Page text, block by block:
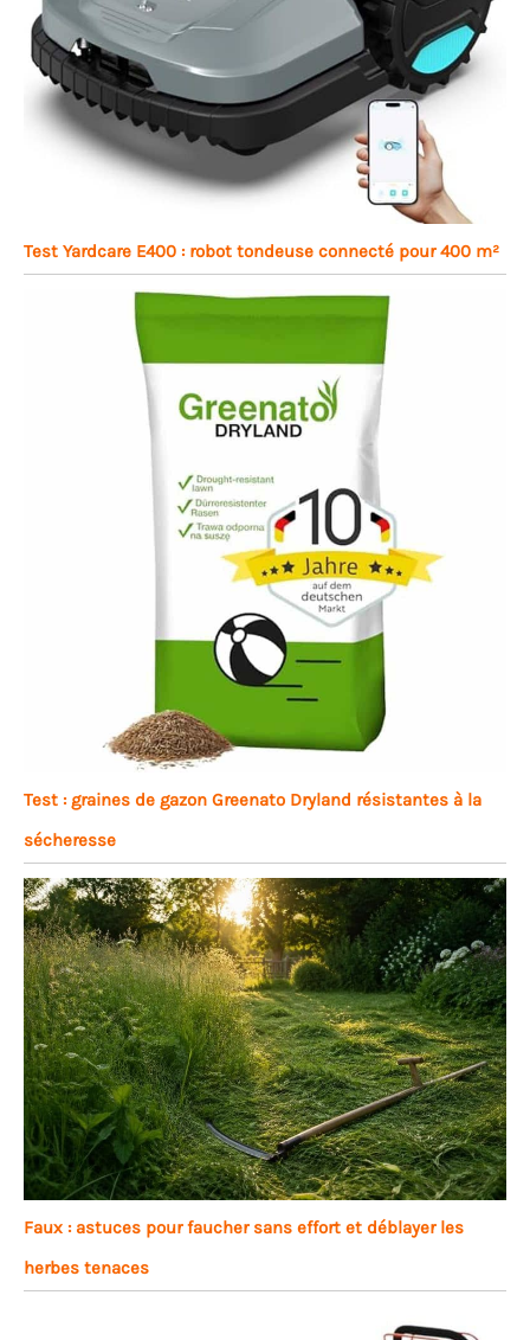
Test Yardcare E400 : robot tondeuse connecté pour 400 m²
Test : graines de gazon Greenato Dryland résistantes à la
sécheresse
Faux : astuces pour faucher sans effort et déblayer les
herbes tenaces